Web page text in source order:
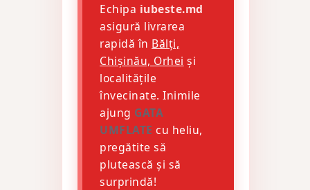
Echipa iubeste.md
asigură livrarea
rapidă în Bălți,
Chișinău, Orhei și
localitățile
învecinate. Inimile
ajung GATA
UMFLATE cu heliu,
pregătite să
plutească și să
surprindă!